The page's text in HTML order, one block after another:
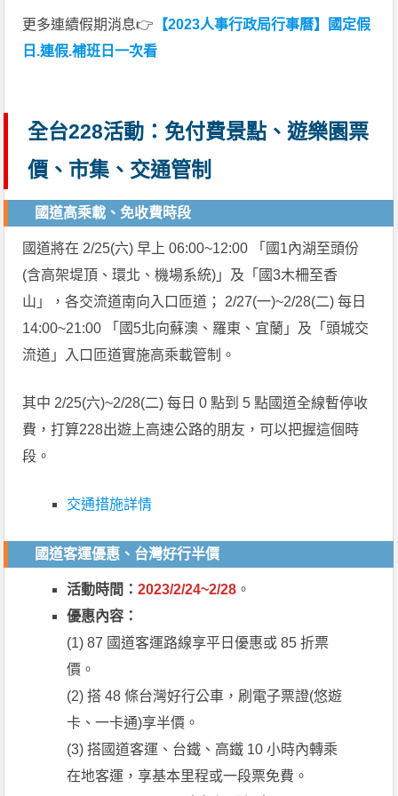
更多連續假期消息👉 【2023人事行政局行事曆】國定假
日.連假.補班日一次看
全台228活動：免付費景點、遊樂園票
價、市集、交通管制
國道高乘載、免收費時段
國道將在 2/25(六) 早上 06:00~12:00 「國1內湖至頭份
(含高架堤頂、環北、機場系統)」及「國3木柵至香
山」，各交流道南向入口匝道； 2/27(一)~2/28(二) 每日
14:00~21:00 「國5北向蘇澳、羅東、宜蘭」及「頭城交
流道」入口匝道實施高乘載管制。
其中 2/25(六)~2/28(二) 每日 0 點到 5 點國道全線暫停收
費，打算228出遊上高速公路的朋友，可以把握這個時
段。
交通措施詳情
國道客運優惠、台灣好行半價
活動時間：2023/2/24~2/28 。
優惠內容：
(1) 87 國道客運路線享平日優惠或 85 折票
價。
(2) 搭 48 條台灣好行公車，刷電子票證(悠遊
卡、一卡通)享半價。
(3) 搭國道客運、台鐵、高鐵 10 小時內轉乘
在地客運，享基本里程或一段票免費。